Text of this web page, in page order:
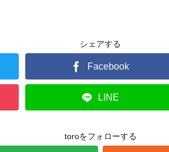
シェアする
Facebook
LINE
toroをフォローする